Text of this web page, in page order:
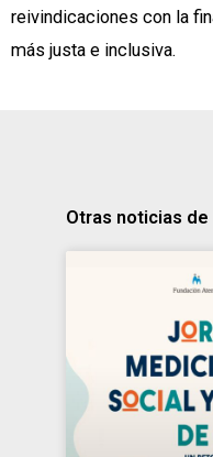
reivindicaciones con la
más justa e inclusiva.
Otras noticias